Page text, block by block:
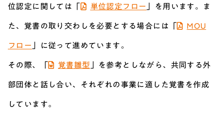
位認定に関しては「 単位認定フロー 」を用います。ま
た、覚書の取り交わしを必要とする場合には「 MOU
フロー 」に従って進めています。
その際、「 覚書雛型 」を参考としながら、共同する外
部団体と話し合い、それぞれの事業に適した覚書を作成
しています。